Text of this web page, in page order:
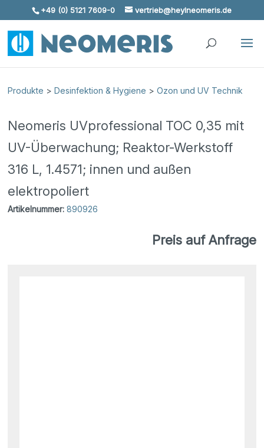
Skip To Content
+49 (0) 5121 7609-0 vertrieb@heylneomeris.de
Produkte >Desinfektion & Hygiene >Ozon und UV Technik
Neomeris UVprofessional TOC 0,35 mit
UV-Überwachung; Reaktor-Werkstoff
316 L, 1.4571; innen und außen
elektropoliert
Artikelnummer: 890926
Preis auf Anfrage